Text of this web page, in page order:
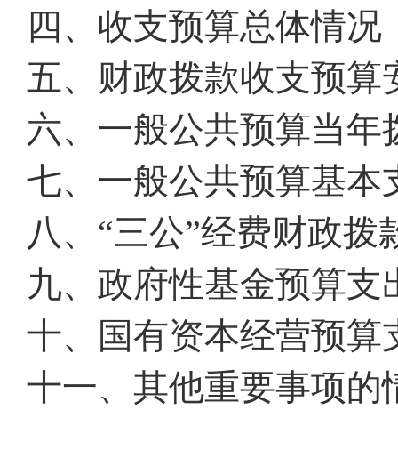
四、收支预算总体情况
五、财政拨款收支预算
六、一般公共预算当年
七、一般公共预算基本
八、 “三公”经费财政拨
九、政府性基金预算支
十、国有资本经营预算
十一、其他重要事项的